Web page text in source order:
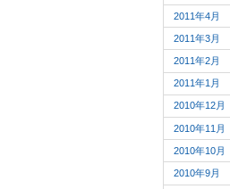
2011年4月
2011年3月
2011年2月
2011年1月
2010年12月
2010年11月
2010年10月
2010年9月